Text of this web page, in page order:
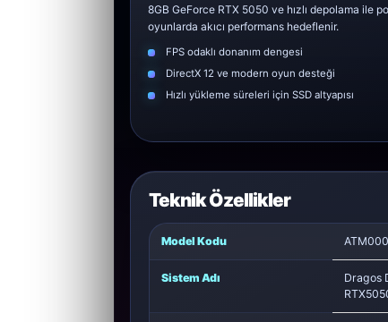
8GB GeForce RTX 5050 ve hızlı depolama ile
oyunlarda akıcı performans hedeflenir.
FPS odaklı donanım dengesi
DirectX 12 ve modern oyun desteği
Hızlı yükleme süreleri için SSD altyapısı
Teknik Özellikler
Model Kodu
Sistem Adı
Dragos